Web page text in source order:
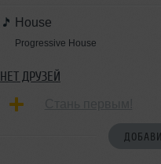
House
Progressive House
НЕТ ДРУЗЕЙ